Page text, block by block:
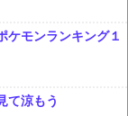
ケモンランキング１
て涼もう